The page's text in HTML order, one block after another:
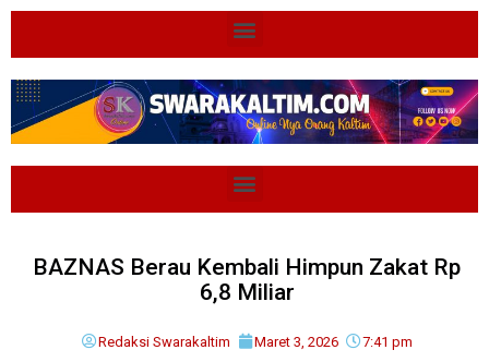
BAZNAS Berau Kembali Himpun Zakat Rp
6,8 Miliar
Redaksi Swarakaltim Maret 3, 2026 7:41 pm